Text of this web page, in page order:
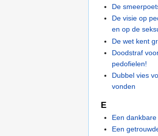
De
De visie op
en op de
De wet kent
Doodstraf
pedofielen!
Dubbel vies
vonden
E
Een
Een